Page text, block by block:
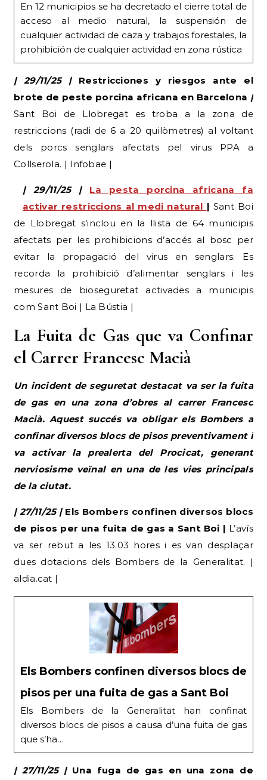
En 12 municipios se ha decretado el cierre total de
acceso al medio natural, la suspensión de
cualquier actividad de caza y trabajos forestales, la
prohibición de cualquier actividad en zona rústica
| 29/11/25 | Restricciones y riesgos ante el
brote de peste porcina africana en Barcelona |
Sant Boi de Llobregat es troba a la zona de
restriccions (radi de 6 a 20 quilòmetres) al voltant
dels porcs senglars afectats pel virus PPA a
Collserola. | Infobae |
| 29/11/25 | La pesta porcina africana fa
activar restriccions al medi natural | Sant Boi
de Llobregat s’inclou en la llista de 64 municipis
afectats per les prohibicions d’accés al bosc per
evitar la propagació del virus en senglars. Es
recorda la prohibició d’alimentar senglars i les
mesures de bioseguretat activades a municipis
com Sant Boi | La Bústia |
La Fuita de Gas que va Confinar
el Carrer Francesc Macià
Un incident de seguretat destacat va ser la fuita
de gas en una zona d’obres al carrer Francesc
Macià. Aquest succés va obligar els Bombers a
confinar diversos blocs de pisos preventivament i
va activar la prealerta del Procicat, generant
nerviosisme veïnal en una de les vies principals
de la ciutat.
| 27/11/25 |Els Bombers confinen diversos blocs
de pisos per una fuita de gas a Sant Boi | L’avís
va ser rebut a les 13.03 hores i es van desplaçar
dues dotacions dels Bombers de la Generalitat. |
aldia.cat |
Els Bombers confinen diversos blocs de
pisos per una fuita de gas a Sant Boi
Els Bombers de la Generalitat han confinat
diversos blocs de pisos a causa d’una fuita de gas
que s’ha…
| 27/11/25 |Una fuga de gas en una zona de